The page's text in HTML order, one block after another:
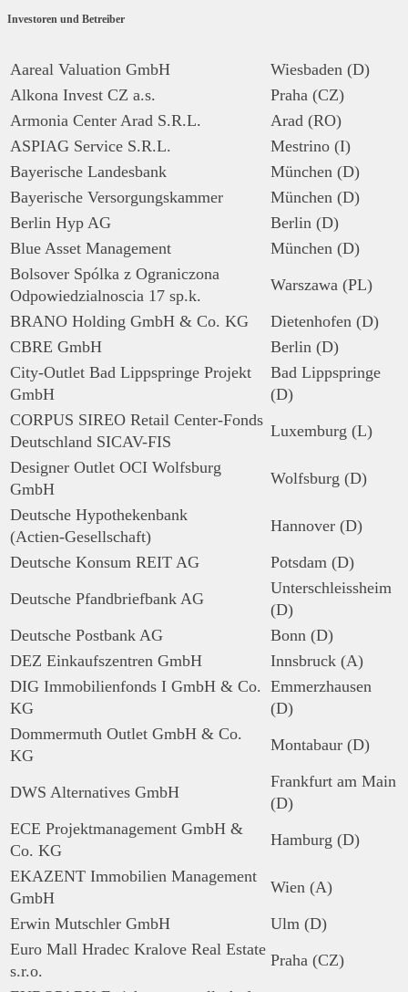
Investoren und Betreiber
Aareal Valuation GmbH
Wiesbaden (D)
Alkona Invest CZ a.s.
Praha (CZ)
Armonia Center Arad S.R.L.
Arad (RO)
ASPIAG Service S.R.L.
Mestrino (I)
Bayerische Landesbank
München (D)
Bayerische Versorgungskammer
München (D)
Berlin Hyp AG
Berlin (D)
Blue Asset Management
München (D)
Bolsover Spólka z Ograniczona
Odpowiedzialnoscia 17 sp.k.
Warszawa (PL)
BRANO Holding GmbH & Co. KG
Dietenhofen (D)
CBRE GmbH
Berlin (D)
City-Outlet Bad Lippspringe Projekt
GmbH
Bad Lippspringe
(D)
CORPUS SIREO Retail Center-Fonds
Deutschland SICAV-FIS
Luxemburg (L)
Designer Outlet OCI Wolfsburg
GmbH
Wolfsburg (D)
Deutsche Hypothekenbank
(Actien-Gesellschaft)
Hannover (D)
Deutsche Konsum REIT AG
Potsdam (D)
Deutsche Pfandbriefbank AG
Unterschleissheim
(D)
Deutsche Postbank AG
Bonn (D)
DEZ Einkaufszentren GmbH
Innsbruck (A)
DIG Immobilienfonds I GmbH & Co.
KG
Emmerzhausen
(D)
Dommermuth Outlet GmbH & Co.
KG
Montabaur (D)
DWS Alternatives GmbH
Frankfurt am Main
(D)
ECE Projektmanagement GmbH &
Co. KG
Hamburg (D)
EKAZENT Immobilien Management
GmbH
Wien (A)
Erwin Mutschler GmbH
Ulm (D)
Euro Mall Hradec Kralove Real Estate
s.r.o.
Praha (CZ)